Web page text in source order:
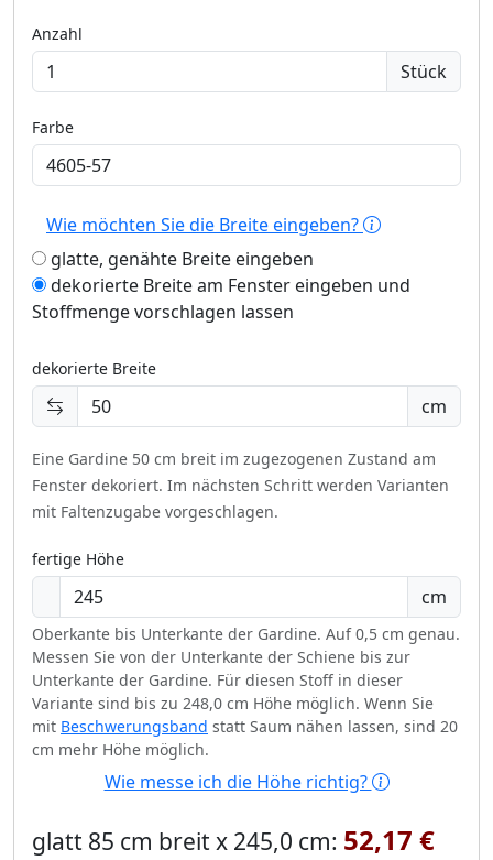
Anzahl
Stück
Farbe
Wie möchten Sie die Breite eingeben?
glatte, genähte Breite eingeben
dekorierte Breite am Fenster eingeben und
Stoffmenge vorschlagen lassen
dekorierte Breite
cm
Eine Gardine 50 cm breit im zugezogenen Zustand am
Fenster dekoriert. Im nächsten Schritt werden Varianten
mit Faltenzugabe vorgeschlagen.
fertige Höhe
cm
Oberkante bis Unterkante der Gardine. Auf 0,5 cm genau.
Messen Sie von der Unterkante der Schiene bis zur
Unterkante der Gardine. Für diesen Stoff in dieser
Variante sind bis zu 248,0 cm Höhe möglich. Wenn Sie
mit Beschwerungsband statt Saum nähen lassen, sind 20
cm mehr Höhe möglich.
Wie messe ich die Höhe richtig?
glatt 85 cm breit x 245,0 cm: 52,17 €